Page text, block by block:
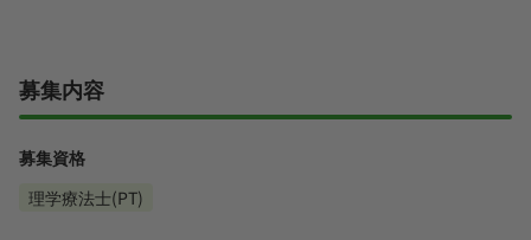
募集内容
募集資格
理学療法士(PT)